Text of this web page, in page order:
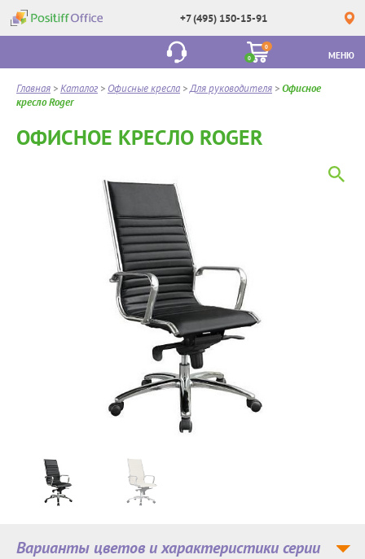
+7 (495) 150-15-91
0
0
МЕНЮ
Главная >Каталог > Офисные кресла >Для руководителя >Офисное
кресло Roger
ОФИСНОЕ КРЕСЛО ROGER
Варианты цветов и характеристики серии